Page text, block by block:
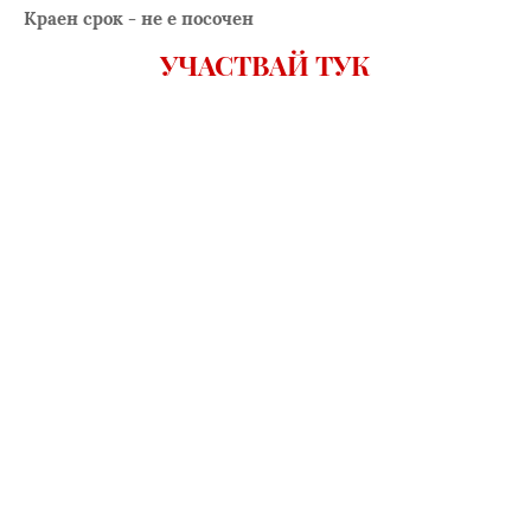
Краен срок - не е посочен
УЧАСТВАЙ ТУК